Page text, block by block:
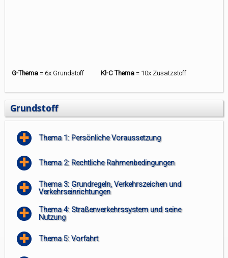
G-Thema= 6x Grundstoff Kl-C Thema= 10x Zusatzstoff
Grundstoff
Thema 1: Persönliche Voraussetzung
Thema 2: Rechtliche Rahmenbedingungen
Thema 3: Grundregeln, Verkehrszeichen und
Verkehrseinrichtungen
Thema 4: Straßenverkehrssystem und seine
Nutzung
Thema 5: Vorfahrt